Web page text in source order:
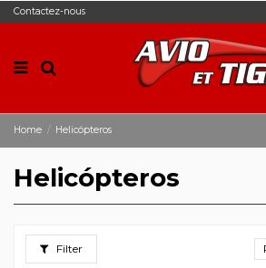
Contactez-nous
Home Helicópteros
Helicópteros
Filter